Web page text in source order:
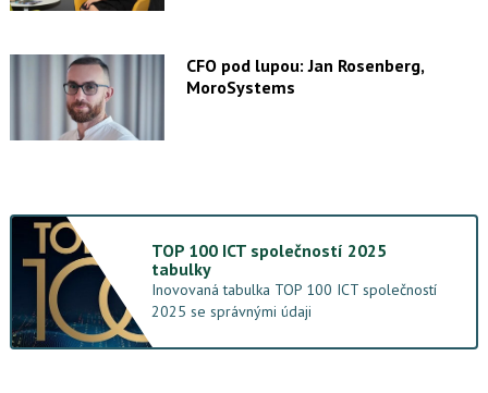
CFO pod lupou: Jan Rosenberg,
MoroSystems
TOP 100 ICT společností 2025
tabulky
Inovovaná tabulka TOP 100 ICT společností
2025 se správnými údaji